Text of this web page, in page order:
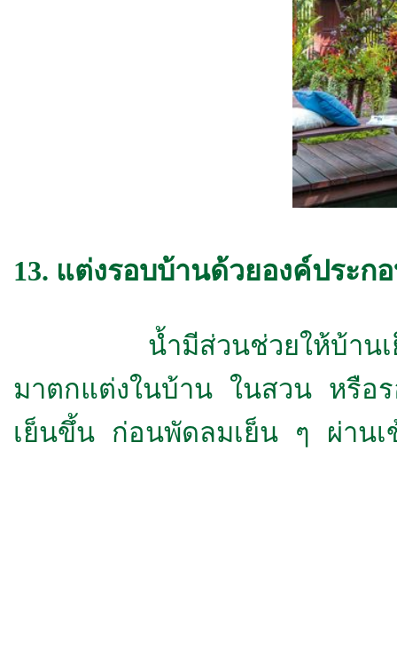
13. แต่งรอบบ้านด้วยองค์ประก
น้ำมีส่วนช่วยให้บ้านเย็นขึ้
มาตกแต่งในบ้าน ในสวน หรือ
เย็นขึ้น ก่อนพัดลมเย็น ๆ ผ่าน